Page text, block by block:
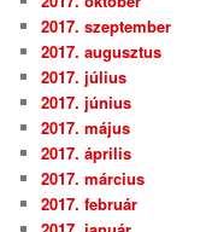
2017. szeptember
2017. augusztus
2017. július
2017. június
2017. május
2017. április
2017. március
2017. február